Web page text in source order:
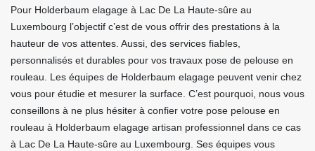
Pour Holderbaum elagage à Lac De La Haute-sûre au
Luxembourg l’objectif c’est de vous offrir des prestations à la
hauteur de vos attentes. Aussi, des services fiables,
personnalisés et durables pour vos travaux pose de pelouse en
rouleau. Les équipes de Holderbaum elagage peuvent venir chez
vous pour étudie et mesurer la surface. C’est pourquoi, nous vous
conseillons à ne plus hésiter à confier votre pose pelouse en
rouleau à Holderbaum elagage artisan professionnel dans ce cas
à Lac De La Haute-sûre au Luxembourg. Ses équipes vous